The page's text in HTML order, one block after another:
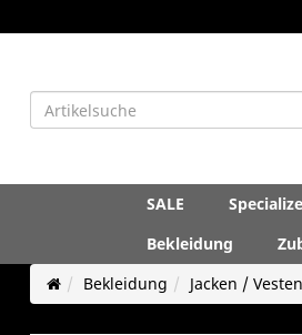
SALE
Bekleidung
Bekleidung
Jacken / Vesten